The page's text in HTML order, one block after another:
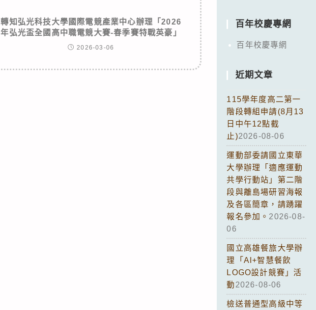
轉知弘光科技大學國際電競產業中心辦理「2026
年弘光盃全國高中職電競大賽-春季賽特戰英豪」
2026-03-06
百年校慶專網
百年校慶專網
近期文章
115學年度高二第一
階段轉組申請(8月13
日中午12點截
止)2026-08-06
運動部委請國立東華
大學辦理「適應運動
共學行動站」第二階
段與離島場研習海報
及各區簡章，請踴躍
報名參加。 2026-08-
06
國立高雄餐旅大學辦
理「AI+智慧餐飲
LOGO設計競賽」活
動 2026-08-06
檢送普通型高級中等